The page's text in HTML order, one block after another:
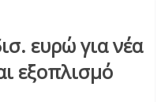
ευρώ για νέα
εξοπλισμό